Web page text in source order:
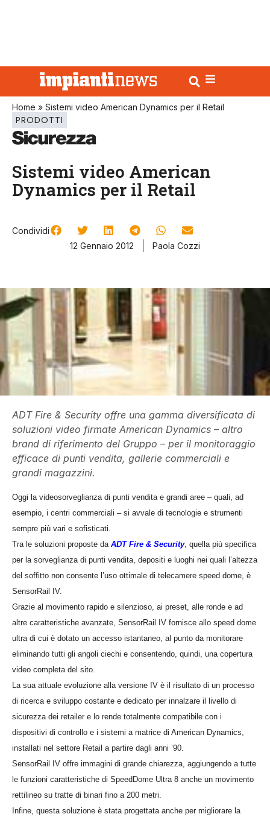
Home » Sistemi video American Dynamics per il Retail
PRODOTTI
Sistemi video American
Dynamics per il Retail
Condividi
12 Gennaio 2012
Paola Cozzi
ADT Fire & Security offre una gamma diversificata di
soluzioni video firmate American Dynamics – altro
brand di riferimento del Gruppo – per il monitoraggio
efficace di punti vendita, gallerie commerciali e
grandi magazzini.
Oggi la videosorveglianza di punti vendita e grandi aree – quali, ad
esempio, i centri commerciali – si avvale di tecnologie e strumenti
sempre più vari e sofisticati.
Tra le soluzioni proposte da ADT Fire & Security, quella più specifica
per la sorveglianza di punti vendita, depositi e luoghi nei quali l’altezza
del soffitto non consente l’uso ottimale di telecamere speed dome, è
SensorRail IV.
Grazie al movimento rapido e silenzioso, ai preset, alle ronde e ad
altre caratteristiche avanzate, SensorRail IV fornisce allo speed dome
ultra di cui è dotato un accesso istantaneo, al punto da monitorare
eliminando tutti gli angoli ciechi e consentendo, quindi, una copertura
video completa del sito.
La sua attuale evoluzione alla versione IV è il risultato di un processo
di ricerca e sviluppo costante e dedicato per innalzare il livello di
sicurezza dei retailer e lo rende totalmente compatibile con i
dispositivi di controllo e i sistemi a matrice di American Dynamics,
installati nel settore Retail a partire dagli anni ’90.
SensorRail IV offre immagini di grande chiarezza, aggiungendo a tutte
le funzioni caratteristiche di SpeedDome Ultra 8 anche un movimento
rettilineo su tratte di binari fino a 200 metri.
Infine, questa soluzione è stata progettata anche per migliorare la